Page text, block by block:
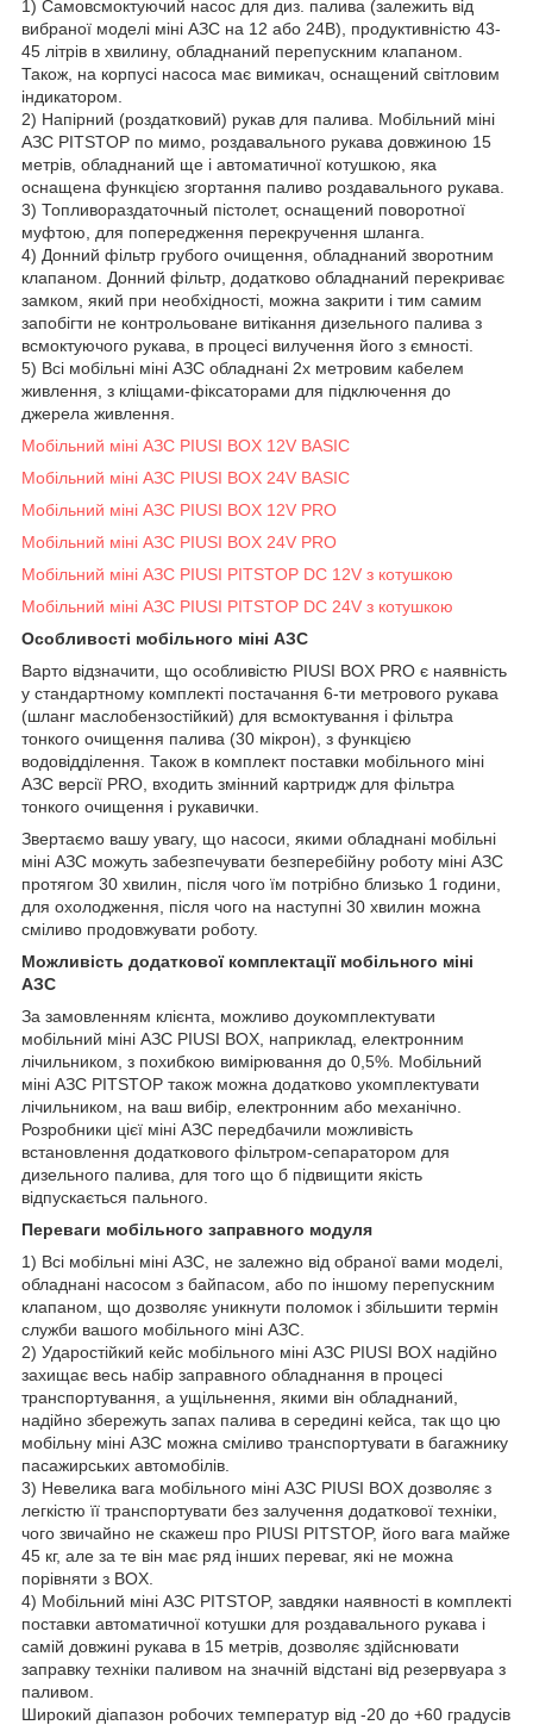
1) Самовсмоктуючий насос для диз. палива (залежить від
вибраної моделі міні АЗС на 12 або 24В), продуктивністю 43-
45 літрів в хвилину, обладнаний перепускним клапаном.
Також, на корпусі насоса має вимикач, оснащений світловим
індикатором.
2) Напірний (роздатковий) рукав для палива. Мобільний міні
АЗС PITSTOP по мимо, роздавального рукава довжиною 15
метрів, обладнаний ще і автоматичної котушкою, яка
оснащена функцією згортання паливо роздавального рукава.
3) Топливораздаточный пістолет, оснащений поворотної
муфтою, для попередження перекручення шланга.
4) Донний фільтр грубого очищення, обладнаний зворотним
клапаном. Донний фільтр, додатково обладнаний перекриває
замком, який при необхідності, можна закрити і тим самим
запобігти не контрольоване витікання дизельного палива з
всмоктуючого рукава, в процесі вилучення його з ємності.
5) Всі мобільні міні АЗС обладнані 2х метровим кабелем
живлення, з кліщами-фіксаторами для підключення до
джерела живлення.
Мобільний міні АЗС PIUSI BOX 12V BASIC
Мобільний міні АЗС PIUSI BOX 24V BASIC
Мобільний міні АЗС PIUSI BOX 12V PRO
Мобільний міні АЗС PIUSI BOX 24V PRO
Мобільний міні АЗС PIUSI PITSTOP DC 12V з котушкою
Мобільний міні АЗС PIUSI PITSTOP DC 24V з котушкою
Особливості мобільного міні АЗС
Варто відзначити, що особливістю PIUSI BOX PRO є наявність
у стандартному комплекті постачання 6-ти метрового рукава
(шланг маслобензостійкий) для всмоктування і фільтра
тонкого очищення палива (30 мікрон), з функцією
водовідділення. Також в комплект поставки мобільного міні
АЗС версії PRO, входить змінний картридж для фільтра
тонкого очищення і рукавички.
Звертаємо вашу увагу, що насоси, якими обладнані мобільні
міні АЗС можуть забезпечувати безперебійну роботу міні АЗС
протягом 30 хвилин, після чого їм потрібно близько 1 години,
для охолодження, після чого на наступні 30 хвилин можна
сміливо продовжувати роботу.
Можливість додаткової комплектації мобільного міні
АЗС
За замовленням клієнта, можливо доукомплектувати
мобільний міні АЗС PIUSI BOX, наприклад, електронним
лічильником, з похибкою вимірювання до 0,5%. Мобільний
міні АЗС PITSTOP також можна додатково укомплектувати
лічильником, на ваш вибір, електронним або механічно.
Розробники цієї міні АЗС передбачили можливість
встановлення додаткового фільтром-сепаратором для
дизельного палива, для того що б підвищити якість
відпускається пального.
Переваги мобільного заправного модуля
1) Всі мобільні міні АЗС, не залежно від обраної вами моделі,
обладнані насосом з байпасом, або по іншому перепускним
клапаном, що дозволяє уникнути поломок і збільшити термін
служби вашого мобільного міні АЗС.
2) Ударостійкий кейс мобільного міні АЗС PIUSI BOX надійно
захищає весь набір заправного обладнання в процесі
транспортування, а ущільнення, якими він обладнаний,
надійно збережуть запах палива в середині кейса, так що цю
мобільну міні АЗС можна сміливо транспортувати в багажнику
пасажирських автомобілів.
3) Невелика вага мобільного міні АЗС PIUSI BOX дозволяє з
легкістю її транспортувати без залучення додаткової техніки,
чого звичайно не скажеш про PIUSI PITSTOP, його вага майже
45 кг, але за те він має ряд інших переваг, які не можна
порівняти з BOX.
4) Мобільний міні АЗС PITSTOP, завдяки наявності в комплекті
поставки автоматичної котушки для роздавального рукава і
самій довжині рукава в 15 метрів, дозволяє здійснювати
заправку техніки паливом на значній відстані від резервуара з
паливом.
Широкий діапазон робочих температур від -20 до +60 градусів